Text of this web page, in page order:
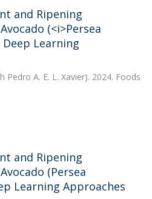
and Ripening
(<i>Persea
Learning
Pedro A. E. L. Xavier). 2024. Foods
and Ripening
(Persea
Learning Approaches